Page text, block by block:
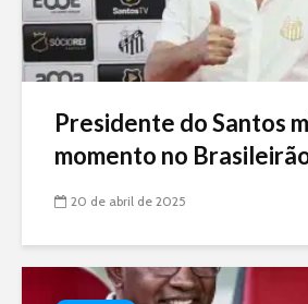
Presidente do Santos
momento no
20 de abril de 2025